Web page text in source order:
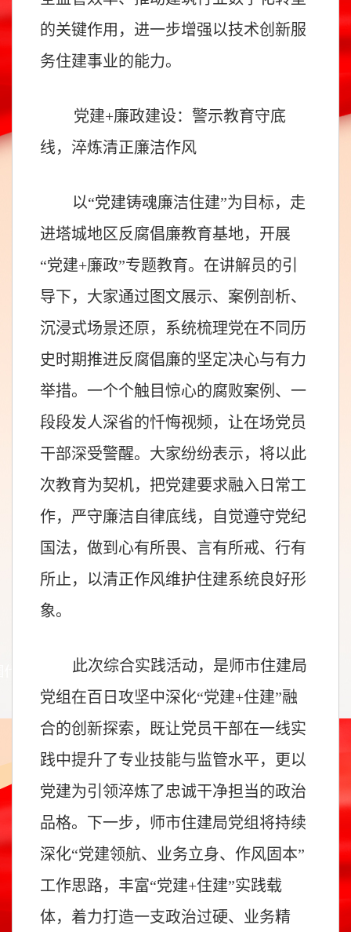
的关键作用，进一步增强以技术创新服
务住建事业的能力。
党建+廉政建设：警示教育守底
线，淬炼清正廉洁作风
以“党建铸魂廉洁住建”为目标，走
进塔城地区反腐倡廉教育基地，开展
“党建+廉政”专题教育。在讲解员的引
导下，大家通过图文展示、案例剖析、
沉浸式场景还原，系统梳理党在不同历
史时期推进反腐倡廉的坚定决心与有力
举措。一个个触目惊心的腐败案例、一
段段发人深省的忏悔视频，让在场党员
干部深受警醒。大家纷纷表示，将以此
次教育为契机，把党建要求融入日常工
作，严守廉洁自律底线，自觉遵守党纪
国法，做到心有所畏、言有所戒、行有
所止，以清正作风维护住建系统良好形
象。
此次综合实践活动，是师市住建局
党组在百日攻坚中深化“党建+住建”融
合的创新探索，既让党员干部在一线实
践中提升了专业技能与监管水平，更以
党建为引领淬炼了忠诚干净担当的政治
品格。下一步，师市住建局党组将持续
深化“党建领航、业务立身、作风固本”
工作思路，丰富“党建+住建”实践载
体，着力打造一支政治过硬、业务精